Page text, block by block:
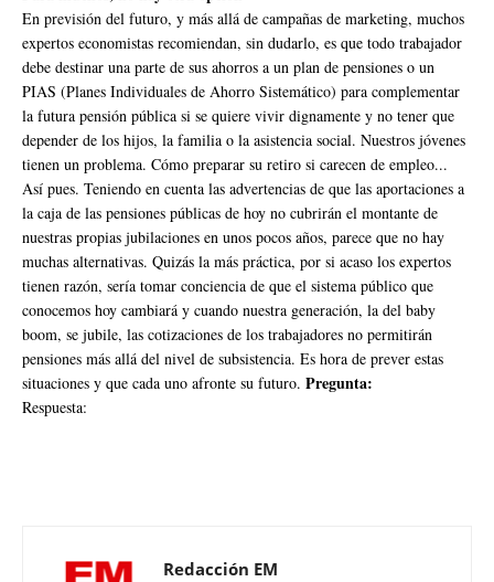
En previsión del futuro, y más allá de campañas de marketing, muchos
expertos economistas recomiendan, sin dudarlo, es que todo trabajador
debe destinar una parte de sus ahorros a un plan de pensiones o un
PIAS (Planes Individuales de Ahorro Sistemático) para complementar
la futura pensión pública si se quiere vivir dignamente y no tener que
depender de los hijos, la familia o la asistencia social. Nuestros jóvenes
tienen un problema. Cómo preparar su retiro si carecen de empleo...
Así pues. Teniendo en cuenta las advertencias de que las aportaciones a
la caja de las pensiones públicas de hoy no cubrirán el montante de
nuestras propias jubilaciones en unos pocos años, parece que no hay
muchas alternativas. Quizás la más práctica, por si acaso los expertos
tienen razón, sería tomar conciencia de que el sistema público que
conocemos hoy cambiará y cuando nuestra generación, la del baby
boom, se jubile, las cotizaciones de los trabajadores no permitirán
pensiones más allá del nivel de subsistencia. Es hora de prever estas
situaciones y que cada uno afronte su futuro. Pregunta:
Respuesta:
Redacción EM